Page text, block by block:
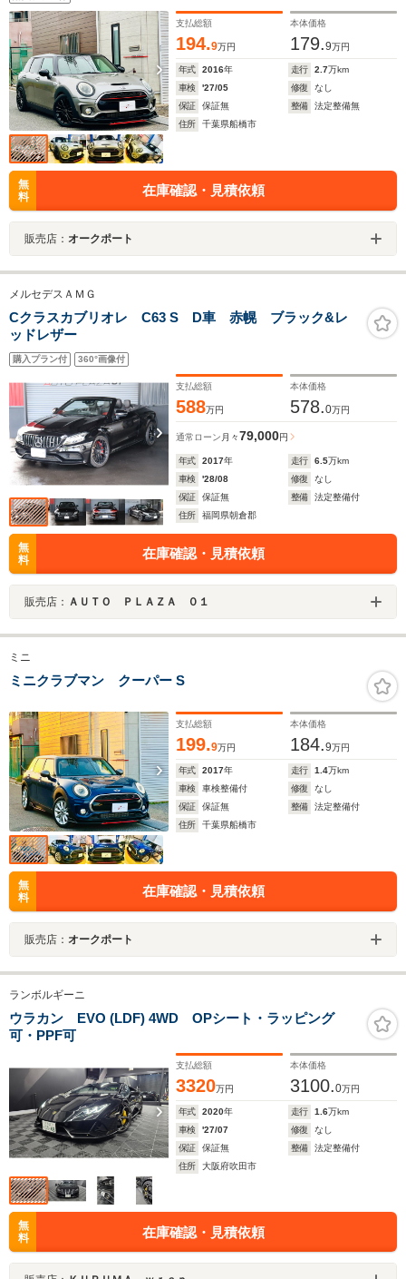
ビングモード バックカメラ Bluetoothオーディオ
支払総額
194.9万円
本体価格
179.9万円
年式 2016年 走行 2.7万km
車検
'27/05 修復
なし
保証
保証無 整備
法定整備無
住所
千葉県船橋市
無
料
在庫確認・見積依頼
販売店： オークポート
メルセデスＡＭＧ
Cクラスカブリオレ C63 S D車 赤幌 ブラック&レ
ッドレザー
購入プラン付 360°画像付
支払総額
588万円
本体価格
578.0万円
通常ローン 月々79,000円
年式 2017年 走行 6.5万km
車検
'28/08 修復
なし
保証
保証無 整備
法定整備付
住所
福岡県朝倉郡
無
料
在庫確認・見積依頼
販売店： ＡＵＴＯ ＰＬＡＺＡ ０１
ミニ
ミニクラブマン クーパー S
支払総額
199.9万円
本体価格
184.9万円
年式 2017年 走行 1.4万km
車検
車検整備付 修復
なし
保証
保証無 整備
法定整備付
住所
千葉県船橋市
無
料
在庫確認・見積依頼
販売店： オークポート
ランボルギーニ
ウラカン EVO (LDF) 4WD OPシート・ラッピング
可・PPF可
支払総額
3320万円
本体価格
3100.0万円
年式 2020年 走行 1.6万km
車検
'27/07 修復
なし
保証
保証無 整備
法定整備付
住所
大阪府吹田市
無
料
在庫確認・見積依頼